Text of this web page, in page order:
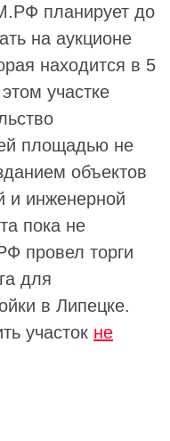
планирует до
на аукционе
находится в 5
участке
площадью не
объектов
и инженерной
пока не
провел торги
для
в Липецке.
участок не